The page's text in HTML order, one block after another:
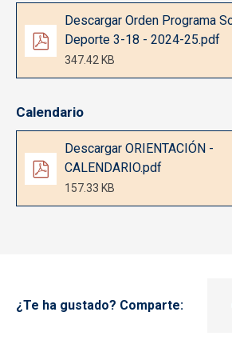
Documento
Descargar Orden Programa
Deporte 3-18 - 2024-25.pdf
347.42 KB
Calendario
Documento
Descargar ORIENTACIÓN -
CALENDARIO.pdf
157.33 KB
¿Te ha gustado? Comparte: